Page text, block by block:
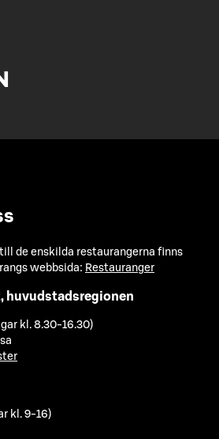
de enskilda restaurangerna finns
webbsida: Restauranger
huvudstadsregionen
kl. 8.30-16.30)
kl. 9-16)